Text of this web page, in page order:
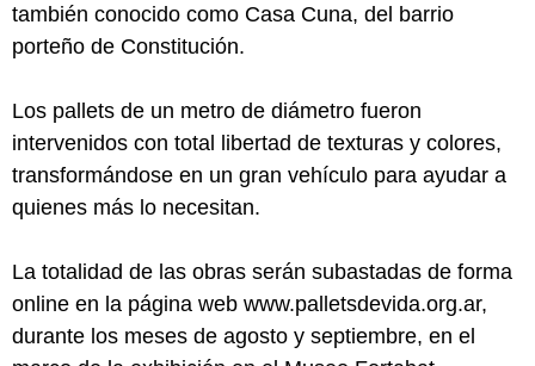
también conocido como Casa Cuna, del barrio
porteño de Constitución.
Los pallets de un metro de diámetro fueron
intervenidos con total libertad de texturas y colores,
transformándose en un gran vehículo para ayudar a
quienes más lo necesitan.
La totalidad de las obras serán subastadas de forma
online en la página web www.palletsdevida.org.ar,
durante los meses de agosto y septiembre, en el